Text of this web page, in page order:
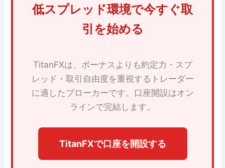
低スプレッド環境で今すぐ取
引を始める
TitanFXは、ボーナスよりも約定力・スプ
レッド・取引自由度を重視するトレーダー
に適したブローカーです。口座開設はオン
ラインで完結します。
TitanFXで口座を開設する